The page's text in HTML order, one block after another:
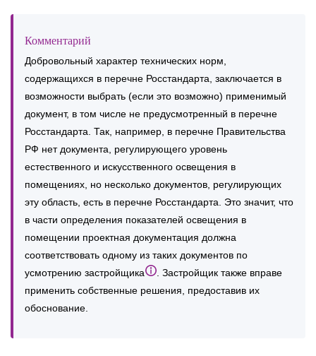
Комментарий
Добровольный характер технических норм,
содержащихся в перечне Росстандарта, заключается в
возможности выбрать (если это возможно) применимый
документ, в том числе не предусмотренный в перечне
Росстандарта. Так, например, в перечне Правительства
РФ нет документа, регулирующего уровень
естественного и искусственного освещения в
помещениях, но несколько документов, регулирующих
эту область, есть в перечне Росстандарта. Это значит, что
в части определения показателей освещения в
помещении проектная документация должна
соответствовать одному из таких документов по
усмотрению застройщика
. Застройщик также вправе
применить собственные решения, предоставив их
обоснование.